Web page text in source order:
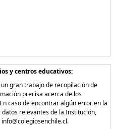
y centros educativos:
gran trabajo de recopilación de
precisa acerca de los
caso de encontrar algún error en la
relevantes de la Institución,